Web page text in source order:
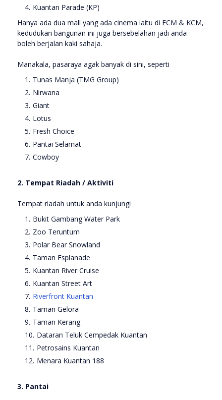
Kuantan Parade (KP)
Hanya ada dua mall yang ada cinema iaitu di ECM & KCM,
kedudukan bangunan ini juga bersebelahan jadi anda
boleh berjalan kaki sahaja.
Manakala, pasaraya agak banyak di sini, seperti
Tunas Manja (TMG Group)
Nirwana
Giant
Lotus
Fresh Choice
Pantai Selamat
Cowboy
2. Tempat Riadah / Aktiviti
Tempat riadah untuk anda kunjungi
Bukit Gambang Water Park
Zoo Teruntum
Polar Bear Snowland
Taman Esplanade
Kuantan River Cruise
Kuantan Street Art
Riverfront Kuantan
Taman Gelora
Taman Kerang
Dataran Teluk Cempedak Kuantan
Petrosains Kuantan
Menara Kuantan 188
3. Pantai